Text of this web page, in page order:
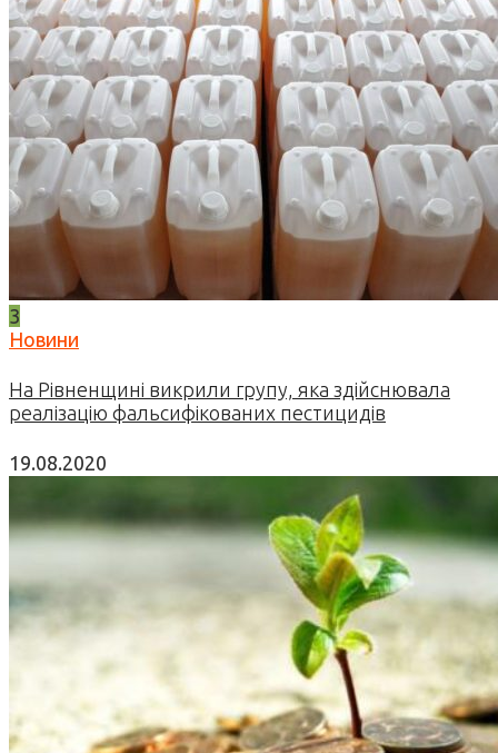
3
Новини
На Рівненщині викрили групу, яка здійснювала
реалізацію фальсифікованих пестицидів
19.08.2020